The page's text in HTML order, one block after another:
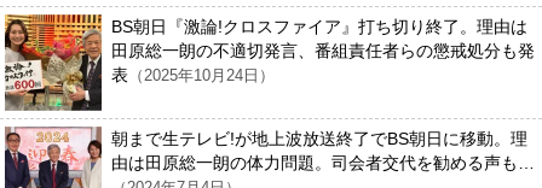
BS朝日『激論!クロスファイア』打ち切り終了。理由は
田原総一朗の不適切発言、番組責任者らの懲戒処分も発
表 （2025年10月24日）
朝まで生テレビ!が地上波放送終了でBS朝日に移動。理
由は田原総一朗の体力問題。司会者交代を勧める声も…